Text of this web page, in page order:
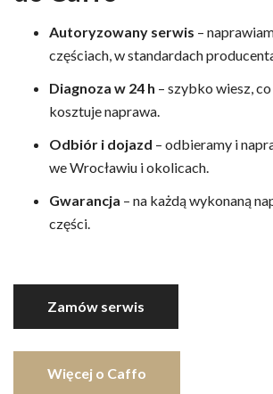
Autoryzowany serwis –
częściach, w standardach
Diagnoza w 24 h – szybko wiesz, co
kosztuje naprawa.
Odbiór i dojazd – odbieramy i
we Wrocławiu i okolicach.
Gwarancja – na każdą wykonaną
części.
Zamów serwis
Więcej o Caffo